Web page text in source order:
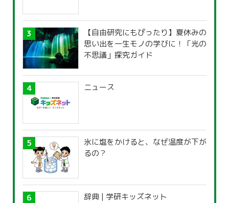
【自由研究にもぴったり】夏休みの
思い出を一生モノの学びに！「光の
不思議」探究ガイド
ニュース
氷に塩をかけると、なぜ温度が下が
るの？
辞典 | 学研キッズネット